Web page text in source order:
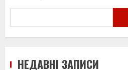
НЕДАВНІ ЗАПИСИ